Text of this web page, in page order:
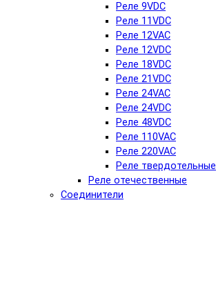
Реле 9VDC
Реле 11VDC
Реле 12VAC
Реле 12VDC
Реле 18VDC
Реле 21VDC
Реле 24VAC
Реле 24VDC
Реле 48VDC
Реле 110VAC
Реле 220VAC
Реле твердотельные
Реле отечественные
Соединители